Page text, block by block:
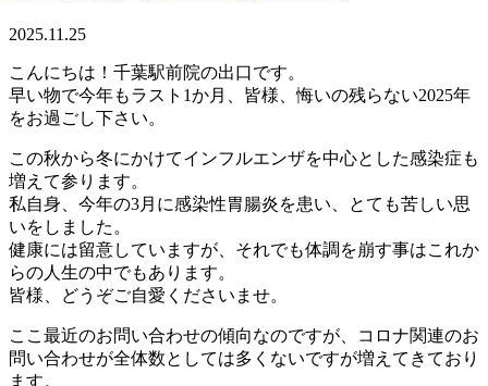
2025.11.25
こんにちは！千葉駅前院の出口です。
早い物で今年もラスト1か月、皆様、悔いの残らない2025年
をお過ごし下さい。
この秋から冬にかけてインフルエンザを中心とした感染症も
増えて参ります。
私自身、今年の3月に感染性胃腸炎を患い、とても苦しい思
いをしました。
健康には留意していますが、それでも体調を崩す事はこれか
らの人生の中でもあります。
皆様、どうぞご自愛くださいませ。
ここ最近のお問い合わせの傾向なのですが、コロナ関連のお
問い合わせが全体数としては多くないですが増えてきており
ます。